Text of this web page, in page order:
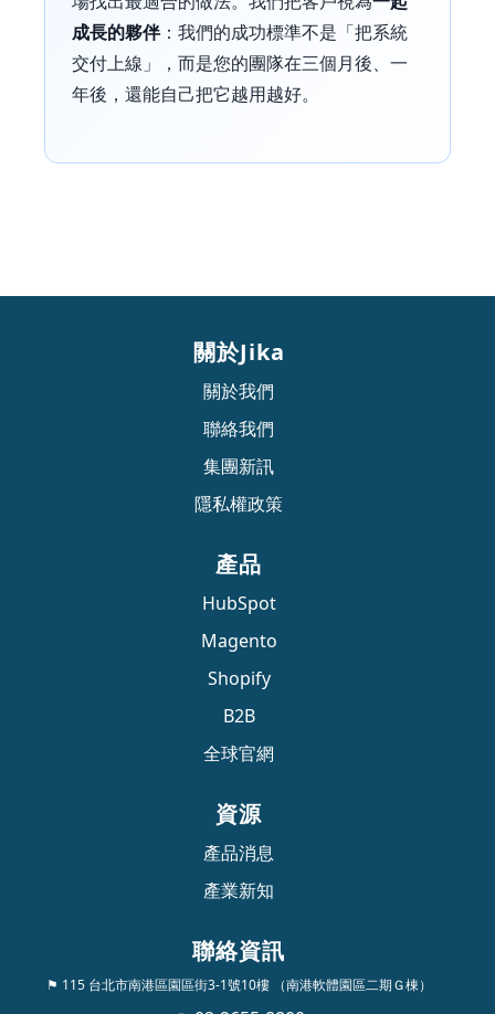
成長的夥伴：我們的成功標準不是「把系統
交付上線」，而是您的團隊在三個月後、一
年後，還能自己把它越用越好。
關於Jika
關於我們
聯絡我們
集團新訊
隱私權政策
產品
HubSpot
Magento
Shopify
B2B
全球官網
資源
產品消息
產業新知
聯絡資訊
⚑ 115 台北市南港區園區街3-1號10樓 （南港軟體園區二期Ｇ棟）